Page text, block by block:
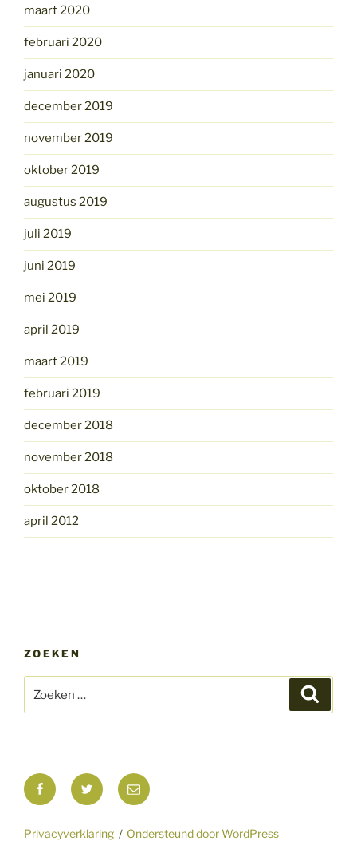
maart 2020
februari 2020
januari 2020
december 2019
november 2019
oktober 2019
augustus 2019
juli 2019
juni 2019
mei 2019
april 2019
maart 2019
februari 2019
december 2018
november 2018
oktober 2018
april 2012
ZOEKEN
naar:
FacebookTwitter E-
mail
Privacyverklaring Ondersteund door WordPress